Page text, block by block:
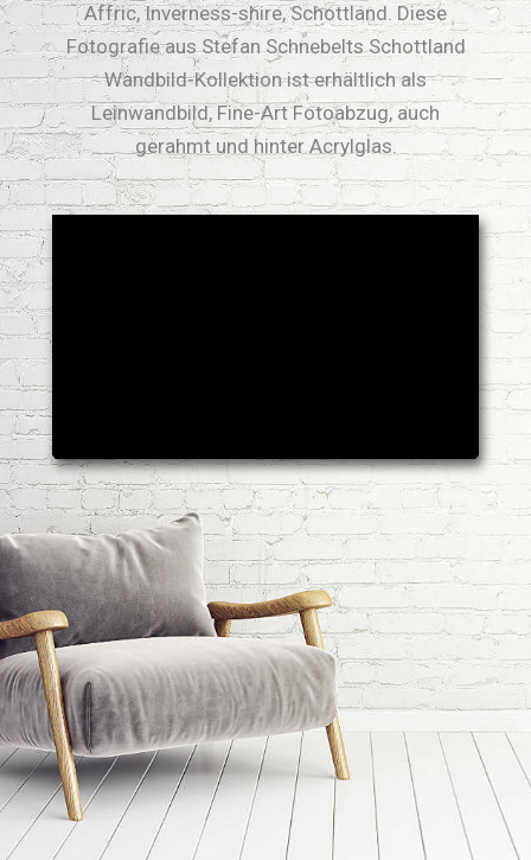
Affric, Inverness-shire, Schottland. Diese
Fotografie aus Stefan Schnebelts Schottland
Wandbild-Kollektion ist erhältlich als
Leinwandbild, Fine-Art Fotoabzug, auch
gerahmt und hinter Acrylglas.